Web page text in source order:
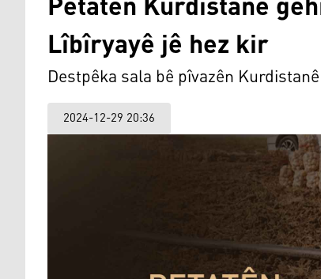
Lîbîryayê jê hez kir
Destpêka sala bê pîvazên
2024-12-29 20:36